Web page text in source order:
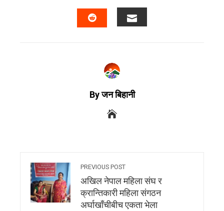
By जन बिहानी
PREVIOUS POST
अखिल नेपाल महिला संघ र
क्रान्तिकारी महिला संगठन
अर्घाखाँचीबीच एकता भेला